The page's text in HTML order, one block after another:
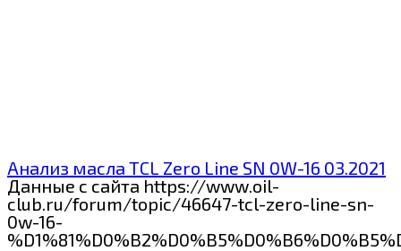
Анализ масла TCL Zero Line SN 0W-16 03.2021
Данные с сайта https://www.oil-
club.ru/forum/topic/46647-tcl-zero-line-sn-
0w-16-